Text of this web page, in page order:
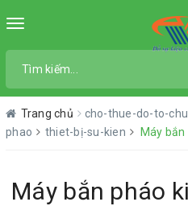
Toggle
Trang chủ cho-thue-do-to-
phao
thiet-bị-su-kien Máy
Máy bắn pháo